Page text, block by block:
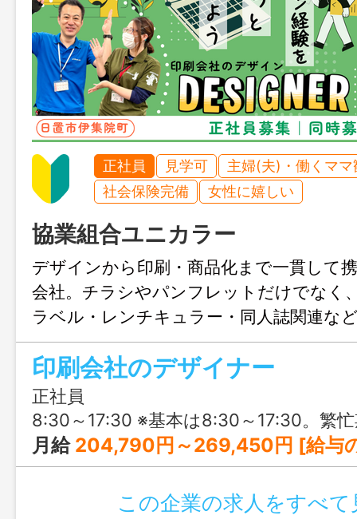
正社員 見学可
主婦(夫)・働くママ
社会保険完備
女性に嬉しい
協業組合ユニカラー
デザインから印刷・商品化まで一貫して
会社。チラシやパンフレットだけでなく
ラベル・レンチキュラー・同人誌関連な
戦でき、デザインの引き出しを広げられ
124日・土日祝休みを基本に、残業も月平
少なく、クリエイティブな仕事を長く続
す。
印刷会社のデザイナー
正社員
8:30～17:30 ※基本は8:30～17:30。繁忙期や印刷納期やイベント参加などによっては早出・残業・休日出勤な
月給 204,790円～269,450円 [給与の内訳] 基本給：190,000円～250,000円 固定残業代：14,790円～19,450円 ※時間外労働の有無に関わらず、10時間分の時間外手当とし
この企業の求人をすべて